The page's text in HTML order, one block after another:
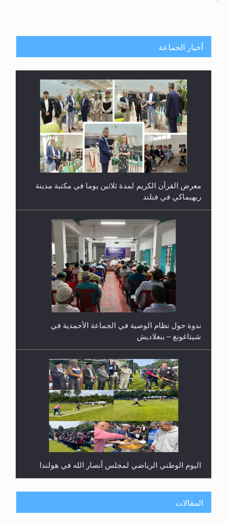
أخبار الجماعة
معرض القرآن الكريم لمدة ثلاثين يوما في مكتبة مدينة
ريهيماكي في فنلند
ندوة حول نظام الوصية في الجماعة الأحمدية في
شيتاغونغ – بنغلاديش
اليوم الوطني الرياضي لمجلس أنصار الله في هولندا
المقالات